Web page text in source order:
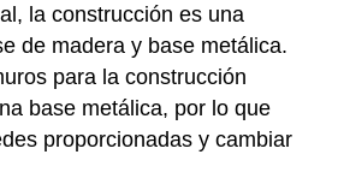
la construcción es una
de madera y base metálica.
para la construcción
base metálica, por lo que
proporcionadas y cambiar